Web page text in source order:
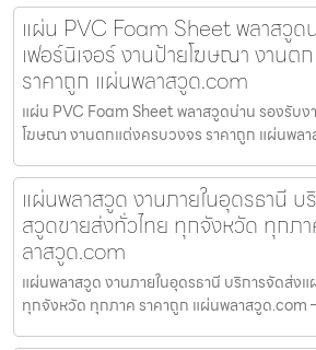
แผ่น PVC Foam Sheet พลาสวูด
เฟอร์นิเจอร์ งานป้ายโฆษณา งานต
ราคาถูก แผ่นพลาสวูด.com
แผ่น PVC Foam Sheet พลาสวูดน่าน รองรับง
โฆษณา งานตกแต่งครบวงจร ราคาถูก แผ่นพล
แผ่นพลาสวูด งานภายในอุดรธานี
สวูดขายส่งทั่วไทย ทุกจังหวัด ทุกภ
ลาสวูด.com
แผ่นพลาสวูด งานภายในอุดรธานี บริการจัดส่ง
ทุกจังหวัด ทุกภาค ราคาถูก แผ่นพลาสวูด.com